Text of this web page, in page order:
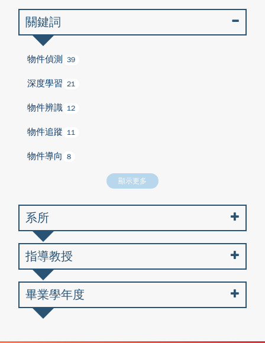
關鍵詞
物件偵測 39
深度學習 21
物件辨識 12
物件追蹤 11
物件導向 8
顯示更多
系所
指導教授
畢業學年度